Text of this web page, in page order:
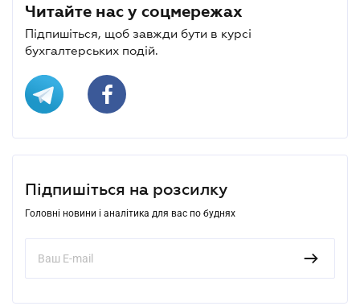
Читайте нас у соцмережах
Підпишіться, щоб завжди бути в курсі
бухгалтерських подій.
Підпишіться на розсилку
Головні новини і аналітика для вас по буднях